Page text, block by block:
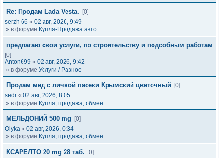
Re: Продам Lada Vesta.
[0]
serzh 66 « 02 авг, 2026, 9:49
» в форуме Купля-Продажа авто
предлагаю свои услуги, по строительству и подсобным работам
[0]
Anton699 « 02 авг, 2026, 9:42
» в форуме Услуги / Разное
Продам мед с личной пасеки Крымский цветочный
[0]
sedr « 02 авг, 2026, 8:05
» в форуме Купля, продажа, обмен
МЕЛЬДОНИЙ 500 mg
[0]
Olyka « 02 авг, 2026, 0:34
» в форуме Купля, продажа, обмен
КСАРЕЛТО 20 mg 28 таб.
[0]